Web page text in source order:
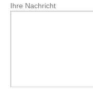
Ihre Nachricht